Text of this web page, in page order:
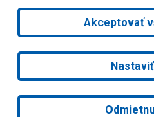
Akceptovať
2026 © Obec Veľké Leváre|